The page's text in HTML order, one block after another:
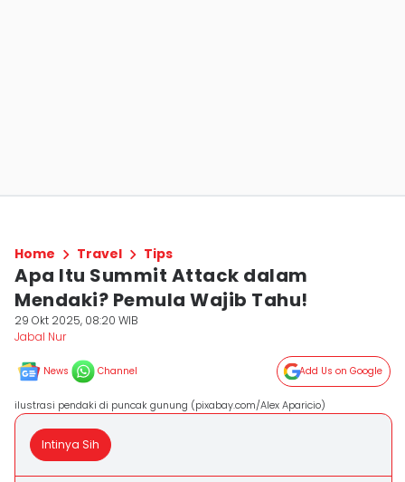
Home Travel Tips
Apa Itu Summit Attack dalam
Mendaki? Pemula Wajib Tahu!
29 Okt 2025, 08:20 WIB
Jabal Nur
News Channel Add Us on Google
ilustrasi pendaki di puncak gunung (pixabay.com/Alex Aparicio)
Intinya Sih